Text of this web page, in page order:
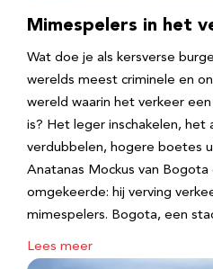
Mimespelers in het
Wat doe je als kersverse
werelds meest criminele en
wereld waarin het verkeer
is? Het leger inschakelen, het
verdubbelen, hogere boetes
Anatanas Mockus van
omgekeerde: hij verving
mimespelers. Bogota, een
Lees meer